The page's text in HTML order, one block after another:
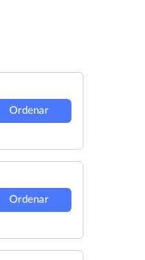
Ordenar
Ordenar